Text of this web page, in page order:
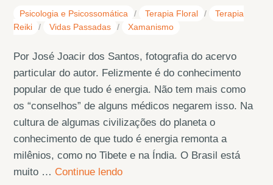
Psicologia e Psicossomática / Terapia Floral /
Terapia
Reiki
/ Vidas Passadas / Xamanismo
Por José Joacir dos Santos, fotografia do acervo
particular do autor. Felizmente é do conhecimento
popular de que tudo é energia. Não tem mais como
os “conselhos” de alguns médicos negarem isso. Na
cultura de algumas civilizações do planeta o
conhecimento de que tudo é energia remonta a
milênios, como no Tibete e na Índia. O Brasil está
muito … Continue lendo